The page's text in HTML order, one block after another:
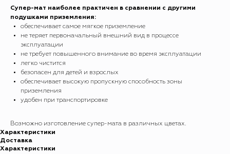
Супер-мат наиболее практичен в сравнении с другими
подушками приземления:
обеспечивает самое мягкое приземление
не теряет первоначальный внешний вид в процессе
эксплуатации
не требует повышенного внимание во время эксплуатации
легко чистится
безопасен для детей и взрослых
обеспечивает высокую пропускную способность зоны
приземления
удобен при транспортировке
Возможно изготовление супер-мата в различных цветах.
Характеристики
Доставка
Характеристики